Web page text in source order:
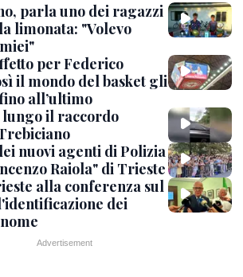
parla uno dei ragazzi
limonata: "Volevo
per Federico
il mondo del basket gli
all’ultimo
il raccordo
nuovi agenti di Polizia
Raiola" di Trieste
alla conferenza sul
dei